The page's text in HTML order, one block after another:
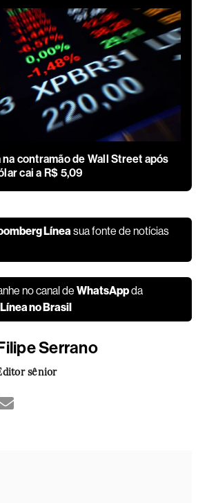
contramão de Wall Street após
cai a R$ 5,09
Línea sua fonte de notícias
no canal deWhatsAppda
no Brasil
Serrano
sênior